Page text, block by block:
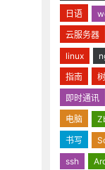
日语
云服务器
linux
指南
即时通讯
电脑
书写
ssh